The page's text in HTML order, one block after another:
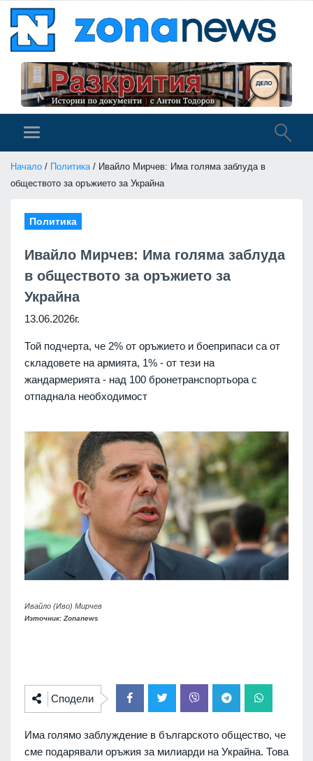
Начало / Политика/ Ивайло Мирчев: Има голяма заблуда в
обществото за оръжието за Украйна
Политика
Ивайло Мирчев: Има голяма заблуда
в обществото за оръжието за
Украйна
13.06.2026г.
Той подчерта, че 2% от оръжието и боеприпаси са от
складовете на армията, 1% - от тези на
жандармерията - над 100 бронетранспортьора с
отпаднала необходимост
Ивайло (Иво) Мирчев
Източник: Zonanews
Сподели
Има голямо заблуждение в българското общество, че
сме подарявали оръжия за милиарди на Украйна. Това